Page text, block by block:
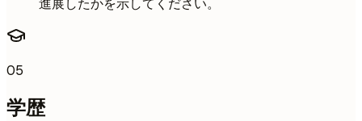
05
学歴